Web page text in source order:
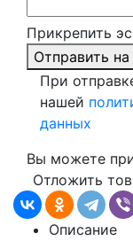
Прикрепить
Отправить на
При
нашей
данных
Вы можете
Отложить
Описание